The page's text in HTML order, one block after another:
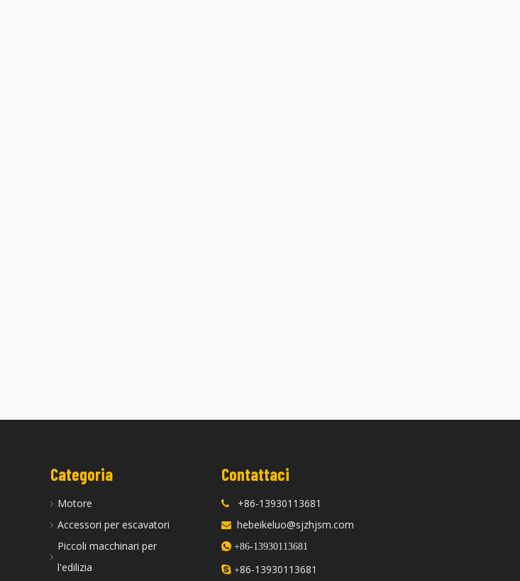
Categoria
Motore
Accessori per escavatori
Piccoli macchinari per
l'edilizia
Contattaci
 +86-13930113681
 hebeikeluo@sjzhjsm.com
+86-13930113681
 +86-13930113681